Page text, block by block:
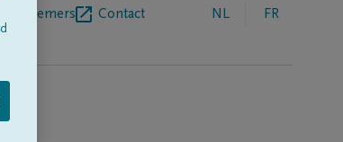
Contact NL FR